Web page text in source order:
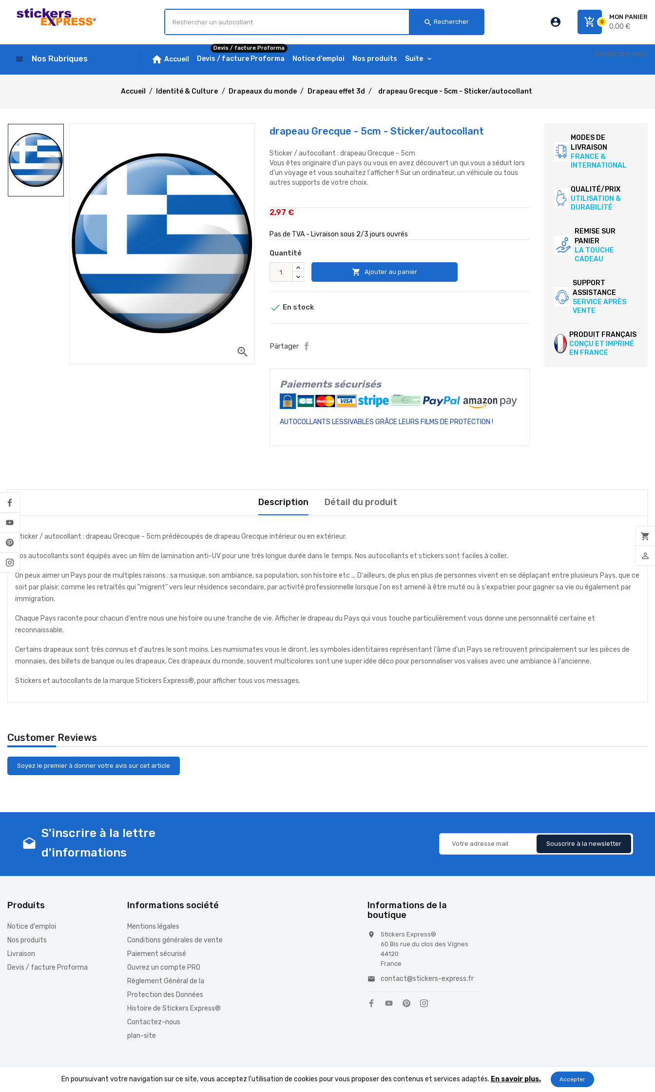
shopping_cart
person_outline
search Rechercher add_shopping_cart 0
MON PANIER
0,00 €
account_circle
Nos Rubriques
menu
Contactez-nous
home Accueil Devis / facture Proforma
Devis / facture Proforma
Notice d'emploi Nos produits Suite
Accueil Identité & Culture Drapeaux du monde Drapeau effet 3d drapeau Grecque - 5cm - Sticker/autocollant
zoom_in
drapeau Grecque - 5cm - Sticker/autocollant
Sticker / autocollant : drapeau Grecque - 5cm
Vous êtes originaire d'un pays ou vous en avez découvert un qui vous a séduit lors
d'un voyage et vous souhaitez l'afficher !! Sur un ordinateur, un véhicule ou tous
autres supports de votre choix.
2,97 €
Pas de TVA - Livraison sous 2/3 jours ouvrés
Quantité
 Ajouter au panier
 En stock
Pärtager
Paiements sécurisés
AUTOCOLLANTS LESSIVABLES GRÂCE LEURS FILMS DE PROTECTION !
MODES DE
LIVRAISON
FRANCE &
INTERNATIONAL
QUALITÉ/PRIX
UTILISATION &
DURABILITÉ
REMISE SUR
PANIER
LA TOUCHE
CADEAU
SUPPORT
ASSISTANCE
SERVICE APRÈS
VENTE
PRODUIT FRANÇAIS
CONÇU ET IMPRIMÉ
EN FRANCE
Description Détail du produit
Sticker / autocollant : drapeau Grecque - 5cm prédécoupés de drapeau Grecque intérieur ou en extérieur.
Nos autocollants sont équipés avec un film de lamination anti-UV pour une très longue durée dans le temps. Nos autocollants et stickers sont faciles à coller.
On peux aimer un Pays pour de multiples raisons ; sa musique, son ambiance, sa population, son histoire etc ... D'ailleurs, de plus en plus de personnes vivent en se déplaçant entre plusieurs Pays, que ce
soit par plaisir, comme les retraités qui "migrent" vers leur résidence secondaire, par activité professionnelle lorsque l'on est amené à être muté ou à s'expatrier pour gagner sa vie ou également par
immigration.
Chaque Pays raconte pour chacun d'entre nous une histoire ou une tranche de vie. Afficher le drapeau du Pays qui vous touche particulièrement vous donne une personnalité certaine et
reconnaissable.
Certains drapeaux sont très connus et d'autres le sont moins. Les numismates vous le diront, les symboles identitaires représentant l'âme d'un Pays se retrouvent principalement sur les pièces de
monnaies, des billets de banque ou les drapeaux. Ces drapeaux du monde, souvent multicolores sont une super idée déco pour personnaliser vos valises avec une ambiance à l'ancienne.
Stickers et autocollants de la marque Stickers Express®, pour afficher tous vos messages.
Customer Reviews
Soyez le premier à donner votre avis sur cet article
drafts
S'inscrire à la lettre
d'informations
Produits
Notice d'emploi
Nos produits
Livraison
Devis / facture Proforma
Informations société
Mentions légales
Conditions générales de vente
Paiement sécurisé
Ouvrez un compte PRO
Règlement Général de la
Protection des Données
Histoire de Stickers Express®
Contactez-nous
plan-site
Informations de la
boutique

Stickers Express®
60 Bis rue du clos des Vignes
44120
France
 contact@stickers-express.fr
© 2026 - Boutique PrestaShop™ par DomWest.com
En poursuivant votre navigation sur ce site, vous acceptez l'utilisation de cookies pour vous proposer des contenus et services adaptés. En savoir plus. Accepter